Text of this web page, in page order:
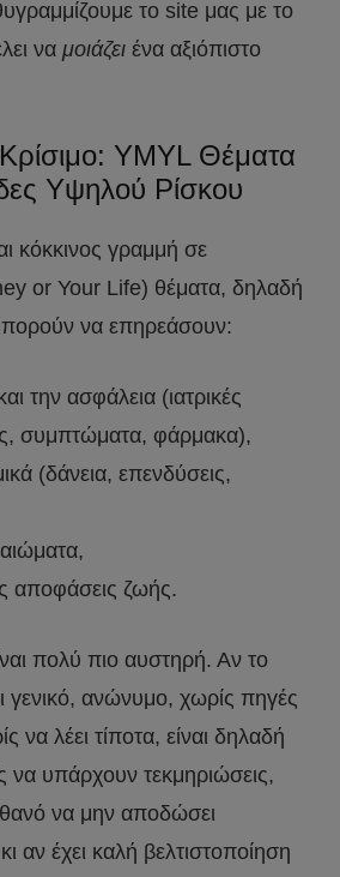
το site μας με το
να μοιάζει ένα αξιόπιστο
Κρίσιμο: YMYL Θέματα
Υψηλού Ρίσκου
κόκκινος γραμμή σε
or Your Life) θέματα, δηλαδή
να επηρεάσουν:
την ασφάλεια (ιατρικές
συμπτώματα, φάρμακα),
(δάνεια, επενδύσεις,
αποφάσεις ζωής.
πολύ πιο αυστηρή. Αν το
γενικό, ανώνυμο, χωρίς πηγές
να λέει τίποτα, είναι δηλαδή
να υπάρχουν τεκμηριώσεις,
να μην αποδώσει
αν έχει καλή βελτιστοποίηση